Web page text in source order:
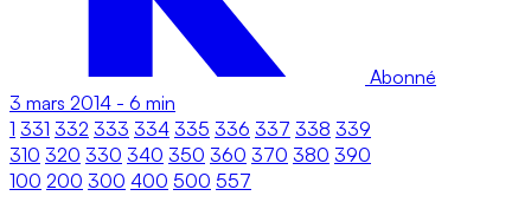
Abonné
3 mars 2014 - 6 min
1 331 332 333 334 335 336 337 338 339
310 320 330 340 350 360 370 380 390
100 200 300 400 500 557